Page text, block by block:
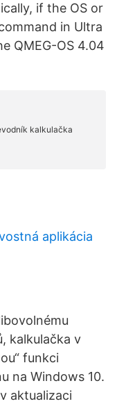
if the OS or
in Ultra
QMEG-OS 4.04
aplikácia
kalkulačka v
funkci
na Windows 10.
aktualizaci